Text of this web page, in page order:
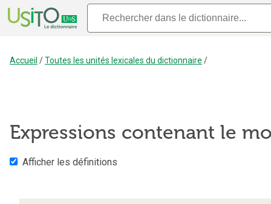
Accueil /Toutes les unités lexicales du dictionnaire /
Expressions contenant le
Afficher les définitions